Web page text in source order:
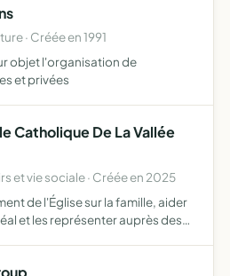
· Créée en 1991
objet l'organisation de
et privées
Catholique De La Vallée
et vie sociale · Créée en 2025
de l'Église sur la famille, aider
et les représenter auprès des